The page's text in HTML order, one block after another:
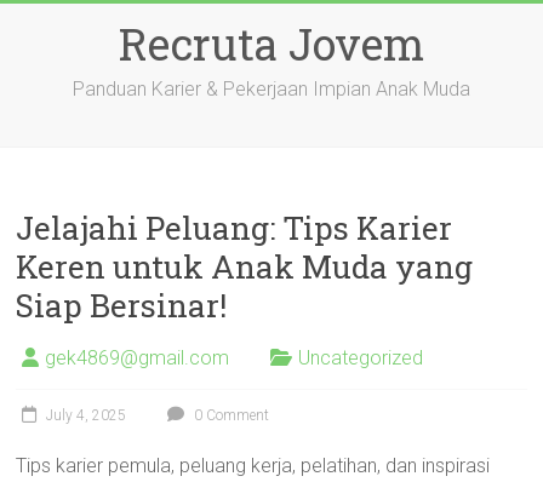
Recruta Jovem
Panduan Karier & Pekerjaan Impian Anak Muda
Jelajahi Peluang: Tips Karier
Keren untuk Anak Muda yang
Siap Bersinar!
gek4869@gmail.com Uncategorized
July 4, 2025 0 Comment
Tips karier pemula, peluang kerja, pelatihan, dan inspirasi